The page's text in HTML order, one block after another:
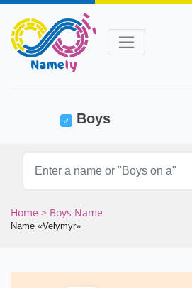
♂ Boys(current)
Home > Boys Name
Name «Velymyr»